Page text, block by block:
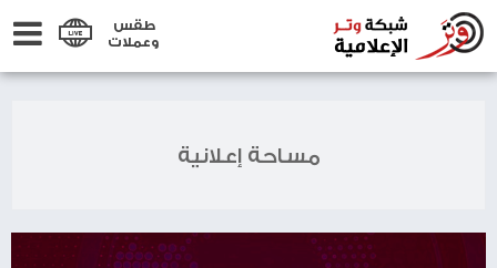
طقس
وعملات
مساحة إعلانية